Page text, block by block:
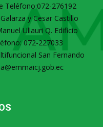
Teléfono:072-276192
y Cesar Castillo
Ullauri Q. Edificio
072-227033
San Fernando